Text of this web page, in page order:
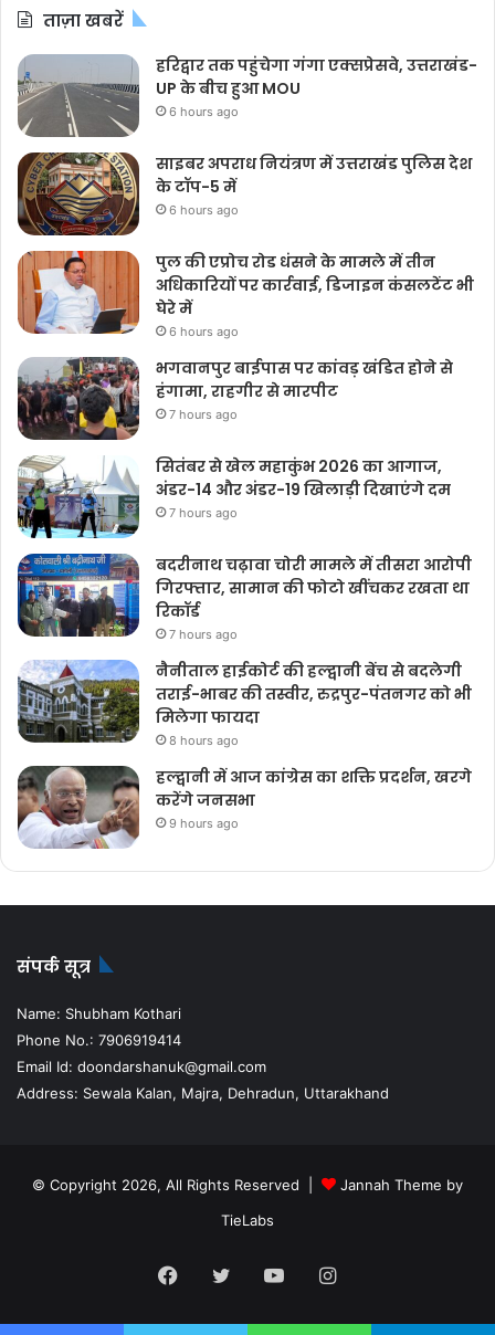
ताज़ा खबरें
हरिद्वार तक पहुंचेगा गंगा एक्सप्रेसवे, उत्तराखंड-
UP के बीच हुआ MOU
6 hours ago
साइबर अपराध नियंत्रण में उत्तराखंड पुलिस देश
के टॉप-5 में
6 hours ago
पुल की एप्रोच रोड धंसने के मामले में तीन
अधिकारियों पर कार्रवाई, डिजाइन कंसलटेंट भी
घेरे में
6 hours ago
भगवानपुर बाईपास पर कांवड़ खंडित होने से
हंगामा, राहगीर से मारपीट
7 hours ago
सितंबर से खेल महाकुंभ 2026 का आगाज,
अंडर-14 और अंडर-19 खिलाड़ी दिखाएंगे दम
7 hours ago
बदरीनाथ चढ़ावा चोरी मामले में तीसरा आरोपी
गिरफ्तार, सामान की फोटो खींचकर रखता था
रिकॉर्ड
7 hours ago
नैनीताल हाईकोर्ट की हल्द्वानी बेंच से बदलेगी
तराई-भाबर की तस्वीर, रुद्रपुर-पंतनगर को भी
मिलेगा फायदा
8 hours ago
हल्द्वानी में आज कांग्रेस का शक्ति प्रदर्शन, खरगे
करेंगे जनसभा
9 hours ago
संपर्क सूत्र
Name: Shubham Kothari
Phone No.: 7906919414
Email Id: doondarshanuk@gmail.com
Address: Sewala Kalan, Majra, Dehradun, Uttarakhand
© Copyright 2026, All Rights Reserved |
Jannah Theme by
TieLabs
Facebook
TwitterYouTubeInstagram